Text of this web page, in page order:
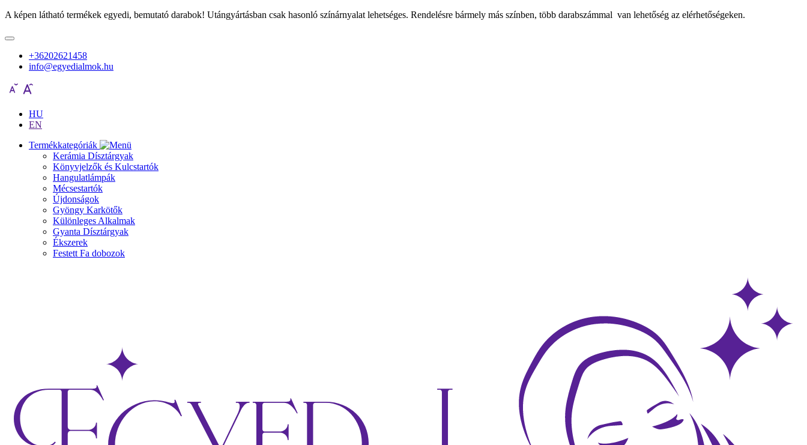
A képen látható termékek egyedi, bemutató darabok! Utángyártásban csak hasonló színárnyalat lehetséges. Rendelésre bármely más színben, több darabszámmal van lehetőség az elérhetőségeken.
+36202621458
info@egyedialmok.hu
HU
EN
Termékkategóriák
Kerámia Dísztárgyak
Könyvjelzők és Kulcstartók
Hangulatlámpák
Mécsestartók
Újdonságok
Gyöngy Karkötők
Különleges Alkalmak
Gyanta Dísztárgyak
Ékszerek
Festett Fa dobozok